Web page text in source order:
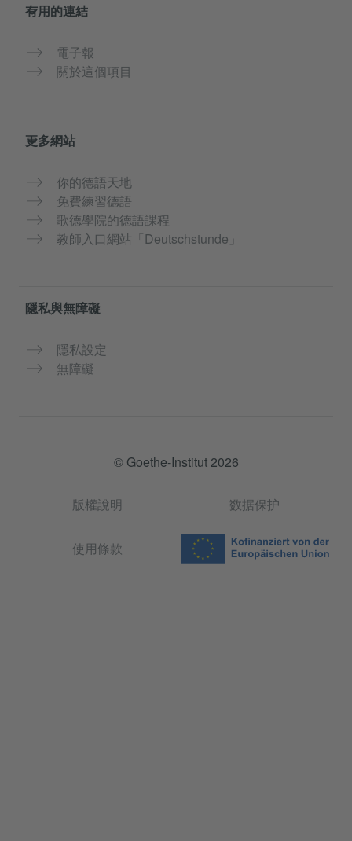
有用的連結
電子報
關於這個項目
更多網站
你的德語天地
免費練習德語
歌德學院的德語課程
教師入口網站「Deutschstunde」
隱私與無障礙
隱私設定
無障礙
© Goethe-Institut 2026
版權說明 数据保护
使用條款